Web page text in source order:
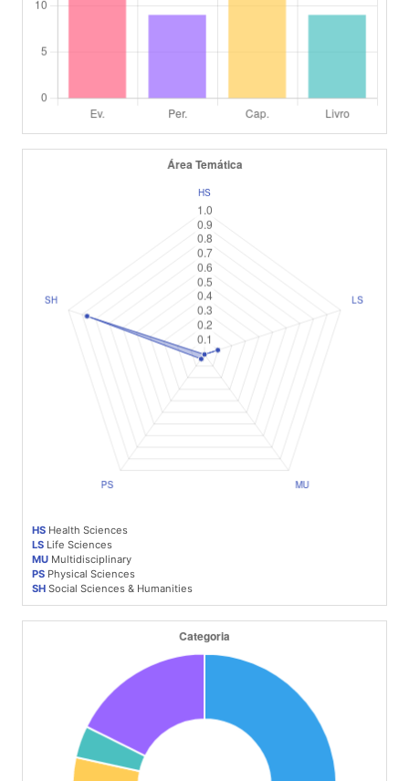
HS Health Sciences
LS Life Sciences
MU Multidisciplinary
PS Physical Sciences
SH Social Sciences & Humanities